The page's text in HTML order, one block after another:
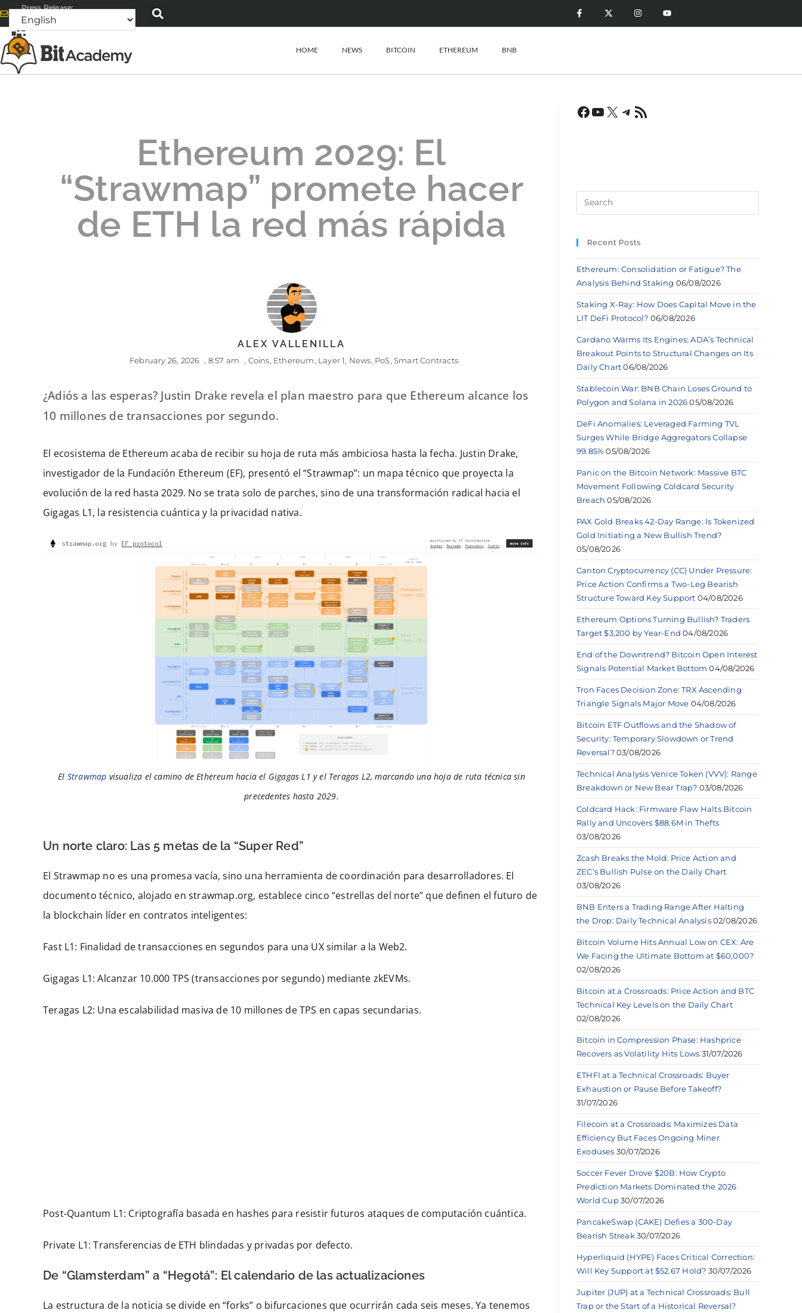
Press Release:
alex@bitacademyweb.com
HOME NEWS BITCOIN ETHEREUM BNB
Ethereum 2029: El
“Strawmap” promete hacer
de ETH la red más rápida
ALEX VALLENILLA
February 26, 2026 8:57 am Coins Ethereum Layer 1 News PoS ,Smart Contracts
¿Adiós a las esperas? Justin Drake revela el plan maestro para que Ethereum alcance los
10 millones de transacciones por segundo.
El ecosistema de Ethereum acaba de recibir su hoja de ruta más ambiciosa hasta la fecha. Justin Drake,
investigador de la Fundación Ethereum (EF), presentó el “Strawmap”: un mapa técnico que proyecta la
evolución de la red hasta 2029. No se trata solo de parches, sino de una transformación radical hacia el
Gigagas L1, la resistencia cuántica y la privacidad nativa.
El Strawmap visualiza el camino de Ethereum hacia el Gigagas L1 y el Teragas L2, marcando una hoja de ruta técnica sin
precedentes hasta 2029.
Un norte claro: Las 5 metas de la “Super Red”
El Strawmap no es una promesa vacía, sino una herramienta de coordinación para desarrolladores. El
documento técnico, alojado en strawmap.org, establece cinco “estrellas del norte” que definen el futuro de
la blockchain líder en contratos inteligentes:
Fast L1: Finalidad de transacciones en segundos para una UX similar a la Web2.
Gigagas L1: Alcanzar 10.000 TPS (transacciones por segundo) mediante zkEVMs.
Teragas L2: Una escalabilidad masiva de 10 millones de TPS en capas secundarias.
Post-Quantum L1: Criptografía basada en hashes para resistir futuros ataques de computación cuántica.
Private L1: Transferencias de ETH blindadas y privadas por defecto.
De “Glamsterdam” a “Hegotá”: El calendario de las actualizaciones
La estructura de la noticia se divide en “forks” o bifurcaciones que ocurrirán cada seis meses. Ya tenemos
Recent Posts
Ethereum: Consolidation or Fatigue? The
Analysis Behind Staking 06/08/2026
Staking X-Ray: How Does Capital Move in the
LIT DeFi Protocol? 06/08/2026
Cardano Warms Its Engines: ADA’s Technical
Breakout Points to Structural Changes on Its
Daily Chart 06/08/2026
Stablecoin War: BNB Chain Loses Ground to
Polygon and Solana in 2026 05/08/2026
DeFi Anomalies: Leveraged Farming TVL
Surges While Bridge Aggregators Collapse
99.85% 05/08/2026
Panic on the Bitcoin Network: Massive BTC
Movement Following Coldcard Security
Breach 05/08/2026
PAX Gold Breaks 42-Day Range: Is Tokenized
Gold Initiating a New Bullish Trend?
05/08/2026
Canton Cryptocurrency (CC) Under Pressure:
Price Action Confirms a Two-Leg Bearish
Structure Toward Key Support 04/08/2026
Ethereum Options Turning Bullish? Traders
Target $3,200 by Year-End 04/08/2026
End of the Downtrend? Bitcoin Open Interest
Signals Potential Market Bottom 04/08/2026
Tron Faces Decision Zone: TRX Ascending
Triangle Signals Major Move 04/08/2026
Bitcoin ETF Outflows and the Shadow of
Security: Temporary Slowdown or Trend
Reversal? 03/08/2026
Technical Analysis Venice Token (VVV): Range
Breakdown or New Bear Trap? 03/08/2026
Coldcard Hack: Firmware Flaw Halts Bitcoin
Rally and Uncovers $88.6M in Thefts
03/08/2026
Zcash Breaks the Mold: Price Action and
ZEC’s Bullish Pulse on the Daily Chart
03/08/2026
BNB Enters a Trading Range After Halting
the Drop: Daily Technical Analysis 02/08/2026
Bitcoin Volume Hits Annual Low on CEX: Are
We Facing the Ultimate Bottom at $60,000?
02/08/2026
Bitcoin at a Crossroads: Price Action and BTC
Technical Key Levels on the Daily Chart
02/08/2026
Bitcoin in Compression Phase: Hashprice
Recovers as Volatility Hits Lows 31/07/2026
ETHFI at a Technical Crossroads: Buyer
Exhaustion or Pause Before Takeoff?
31/07/2026
Filecoin at a Crossroads: Maximizes Data
Efficiency But Faces Ongoing Miner
Exoduses 30/07/2026
Soccer Fever Drove $20B: How Crypto
Prediction Markets Dominated the 2026
World Cup 30/07/2026
PancakeSwap (CAKE) Defies a 300-Day
Bearish Streak 30/07/2026
Hyperliquid (HYPE) Faces Critical Correction:
Will Key Support at $52.67 Hold? 30/07/2026
Jupiter (JUP) at a Technical Crossroads: Bull
Trap or the Start of a Historical Reversal?